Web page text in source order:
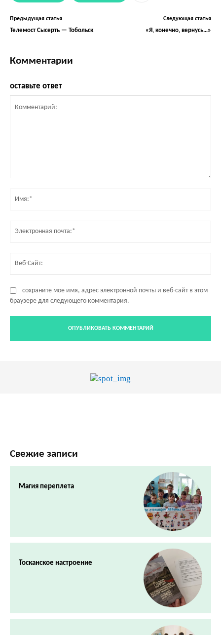
Предыдущая статья
Телемост Сысерть — Тобольск
Следующая статья
«Я, конечно, вернусь…»
Комментарии
оставьте ответ
сохраните мое имя, адрес электронной почты и веб-сайт в этом
браузере для следующего комментария.
Свежие записи
Магия переплета
Тосканское настроение